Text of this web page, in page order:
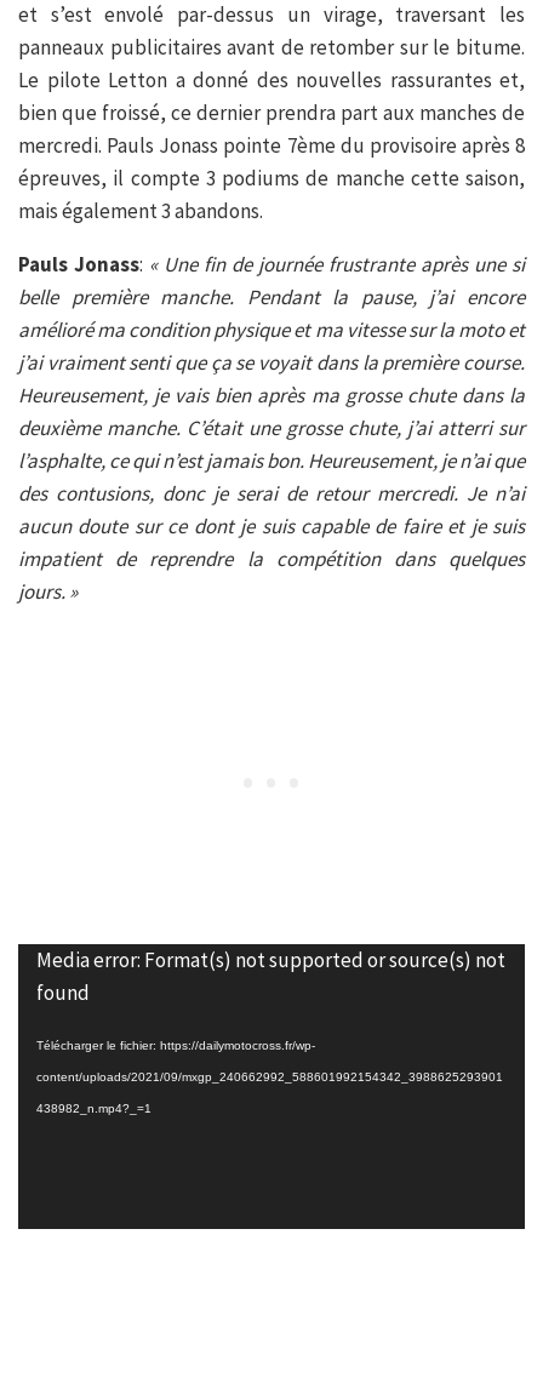
et s’est envolé par-dessus un virage, traversant les
panneaux publicitaires avant de retomber sur le bitume.
Le pilote Letton a donné des nouvelles rassurantes et,
bien que froissé, ce dernier prendra part aux manches de
mercredi. Pauls Jonass pointe 7ème du provisoire après 8
épreuves, il compte 3 podiums de manche cette saison,
mais également 3 abandons.
Pauls Jonass: « Une fin de journée frustrante après une si
belle première manche. Pendant la pause, j’ai encore
amélioré ma condition physique et ma vitesse sur la moto et
j’ai vraiment senti que ça se voyait dans la première course.
Heureusement, je vais bien après ma grosse chute dans la
deuxième manche. C’était une grosse chute, j’ai atterri sur
l’asphalte, ce qui n’est jamais bon. Heureusement, je n’ai que
des contusions, donc je serai de retour mercredi. Je n’ai
aucun doute sur ce dont je suis capable de faire et je suis
impatient de reprendre la compétition dans quelques
jours. »
Lecteur
vidéo
Media error: Format(s) not supported or source(s) not
found
Télécharger le fichier: https://dailymotocross.fr/wp-
content/uploads/2021/09/mxgp_240662992_588601992154342_3988625293901
438982_n.mp4?_=1